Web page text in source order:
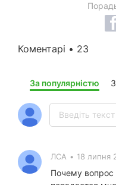
Коментарі • 23
За популярністю
ЛСА • 18 липня
Почему вопрос